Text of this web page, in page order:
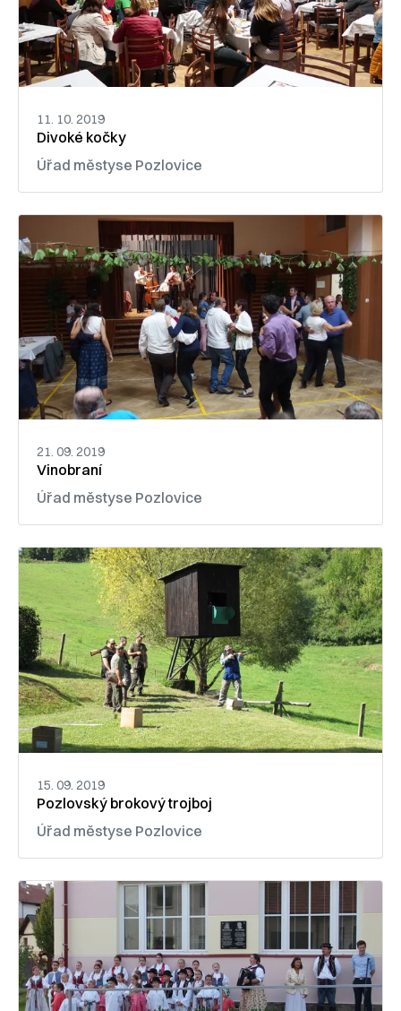
11. 10. 2019
Divoké kočky
Úřad městyse Pozlovice
21. 09. 2019
Vinobraní
Úřad městyse Pozlovice
15. 09. 2019
Pozlovský brokový trojboj
Úřad městyse Pozlovice